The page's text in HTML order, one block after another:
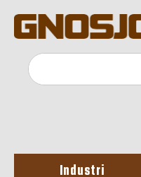
Industri